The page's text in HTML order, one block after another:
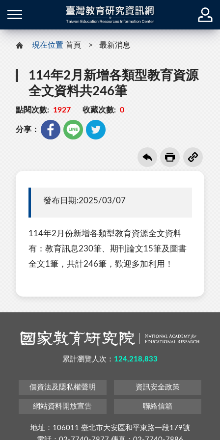
現在位置 首頁 最新消息
114年2月新增各類型教育資源
全文資料共246筆
點閱次數: 1927 收藏次數: 0
分享：
發布日期:2025/03/07
114年2月份新增各類型教育資源全文資料
有：教育訊息230筆、期刊論文15筆及圖書
全文1筆，共計246筆，歡迎多加利用！
累計瀏覽人次： 124,218,833
個資法及隱私權聲明 資訊安全政策
網站資料開放宣告 聯絡信箱
地址：106011 臺北市大安區和平東路一段179號